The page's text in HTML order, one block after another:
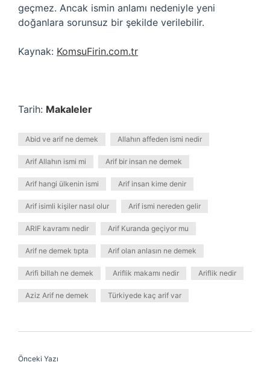
geçmez. Ancak ismin anlamı nedeniyle yeni
doğanlara sorunsuz bir şekilde verilebilir.
Kaynak: KomsuFirin.com.tr
Tarih: Makaleler
Abid ve arif ne demek Allahın affeden ismi nedir
Arif Allahın ismi mi Arif bir insan ne demek
Arif hangi ülkenin ismi Arif insan kime denir
Arif isimli kişiler nasıl olur Arif ismi nereden gelir
ARIF kavramı nedir Arif Kuranda geçiyor mu
Arif ne demek tıpta Arif olan anlasın ne demek
Arifi billah ne demek Ariflik makamı nedir Ariflik nedir
Aziz Arif ne demek Türkiyede kaç arif var
Önceki Yazı